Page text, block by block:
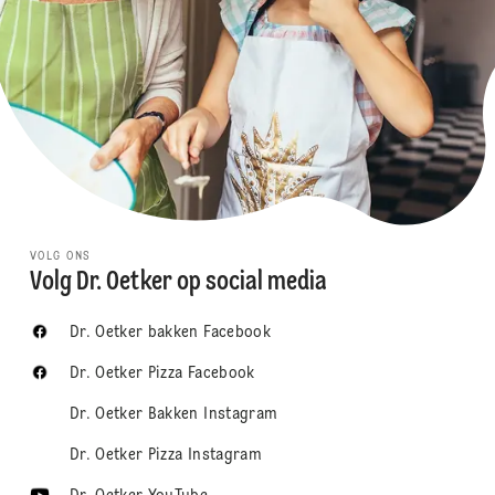
VOLG ONS
Volg Dr. Oetker op social media
Dr. Oetker bakken Facebook
Dr. Oetker Pizza Facebook
Dr. Oetker Bakken Instagram
Dr. Oetker Pizza Instagram